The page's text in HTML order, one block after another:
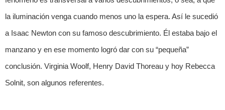
la iluminación venga cuando menos uno la espera. Así le sucedió
a Isaac Newton con su famoso descubrimiento. Él estaba bajo el
manzano y en ese momento logró dar con su “pequeña”
conclusión. Virginia Woolf, Henry David Thoreau y hoy Rebecca
Solnit, son algunos referentes.